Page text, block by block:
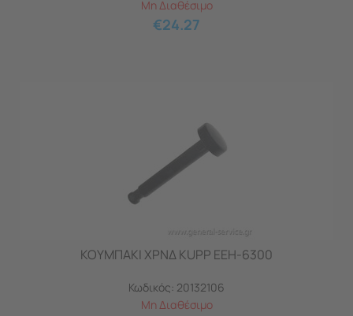
Μη Διαθέσιμο
€24.27
ΚΟΥΜΠΑΚΙ ΧΡΝΔ KUPP EEH-6300
Κωδικός: 20132106
Μη Διαθέσιμο